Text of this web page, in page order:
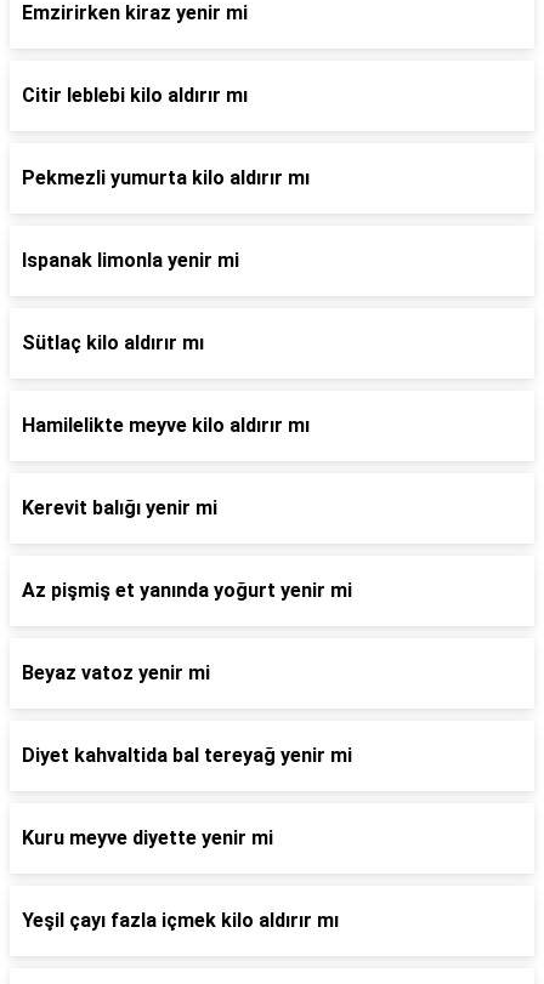
Emzirirken kiraz yenir mi
Citir leblebi kilo aldırır mı
Pekmezli yumurta kilo aldırır mı
Ispanak limonla yenir mi
Sütlaç kilo aldırır mı
Hamilelikte meyve kilo aldırır mı
Kerevit balığı yenir mi
Az pişmiş et yanında yoğurt yenir mi
Beyaz vatoz yenir mi
Diyet kahvaltida bal tereyağ yenir mi
Kuru meyve diyette yenir mi
Yeşil çayı fazla içmek kilo aldırır mı